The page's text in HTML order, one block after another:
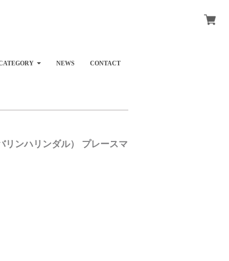
NEWS CONTACT
ンハリンダル） プレースマ